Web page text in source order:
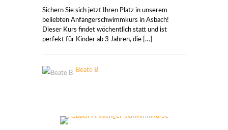
Sichern Sie sich jetzt Ihren Platz in unserem
beliebten Anfängerschwimmkurs in Asbach!
Dieser Kurs findet wöchentlich statt und ist
perfekt für Kinder ab 3 Jahren, die […]
Beate B